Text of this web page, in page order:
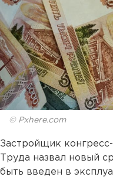
© Pxhere.com
Застройщик
Труда назвал новый
быть введен в